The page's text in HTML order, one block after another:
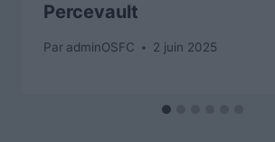
Percevault
Par adminOSFC 2 juin 2025